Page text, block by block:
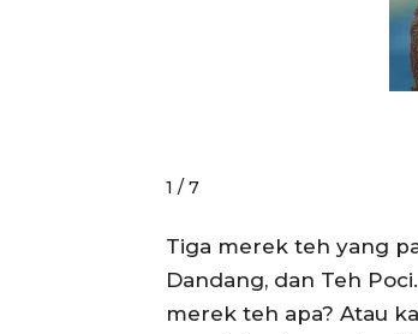
1 / 7
Tiga merek teh yang
Dandang, dan Teh
merek teh apa? Atau